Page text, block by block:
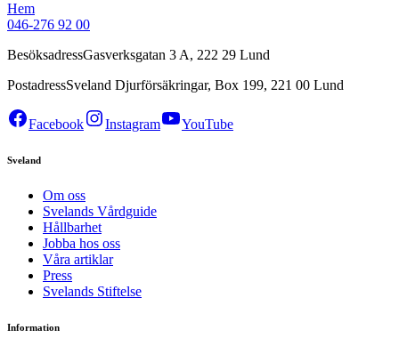
Hem
046-276 92 00
BesöksadressGasverksgatan 3 A, 222 29 Lund
PostadressSveland Djurförsäkringar, Box 199, 221 00 Lund
Facebook Instagram YouTube
Sveland
Om oss
Svelands Vårdguide
Hållbarhet
Jobba hos oss
Våra artiklar
Press
Svelands Stiftelse
Information